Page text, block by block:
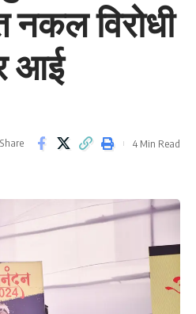
विरोधी
आई
Share 4 Min Read